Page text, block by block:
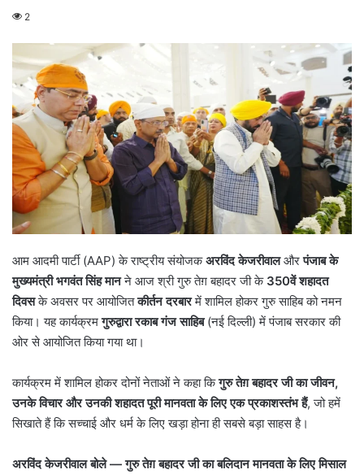
2
आम आदमी पार्टी (AAP) के राष्ट्रीय संयोजकअरविंद केजरीवालऔरपंजाब के
मुख्यमंत्री भगवंत सिंह मानने आज श्री गुरु तेग़ बहादर जी के 350वें शहादत
दिवसके अवसर पर आयोजितकीर्तन दरबारमें शामिल होकर गुरु साहिब को नमन
किया। यह कार्यक्रमगुरुद्वारा रकाब गंज साहिब(नई दिल्ली) में पंजाब सरकार की
ओर से आयोजित किया गया था।
कार्यक्रम में शामिल होकर दोनों नेताओं ने कहा किगुरु तेग़ बहादर जी का जीवन,
उनके विचार और उनकी शहादत पूरी मानवता के लिए एक प्रकाशस्तंभ हैं, जो हमें
सिखाते हैं कि सच्चाई और धर्म के लिए खड़ा होना ही सबसे बड़ा साहस है।
अरविंद केजरीवाल बोले—गुरु तेग़ बहादर जी का बलिदान मानवता के लिए मिसाल